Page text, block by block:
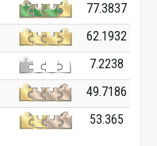
77.3837
62.1932
7.2238
49.7186
53.365